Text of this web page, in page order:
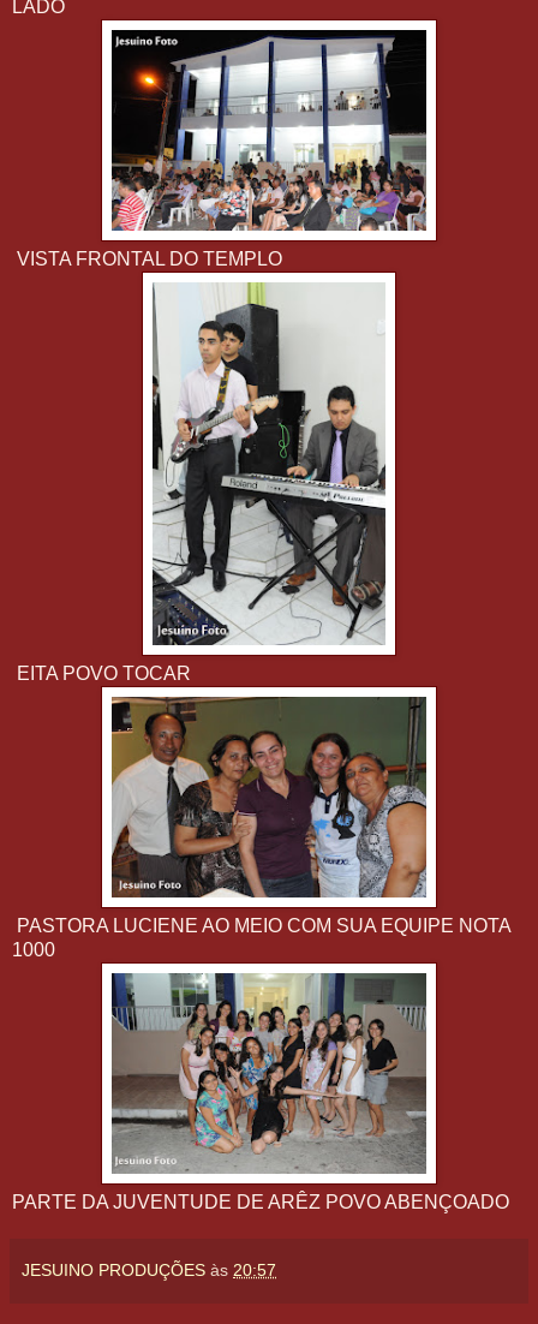
LADO
VISTA FRONTAL DO TEMPLO
EITA POVO TOCAR
PASTORA LUCIENE AO MEIO COM SUA EQUIPE NOTA
1000
PARTE DA JUVENTUDE DE ARÊZ POVO ABENÇOADO
JESUINO PRODUÇÕES às 20:57